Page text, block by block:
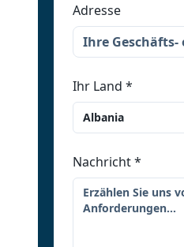
Adresse
Ihr Land *
Albania
Nachricht*